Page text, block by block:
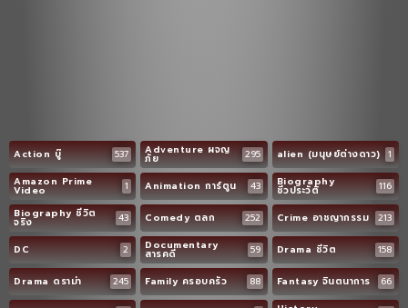
Action บู๊ 537 Adventure ผจญ
ภัย 295 alien (มนุษย์ต่างดาว) 1
Amazon Prime
Video 1 Animation การ์ตูน 43 Biography
ชีวประวัติ
116
Biography ชีวิต
จริง 43 Comedy ตลก 252 Crime อาชญากรรม 213
DC 2 Documentary
สารคดี 59 Drama ชีวิต 158
Drama ดราม่า 245 Family ครอบครัว 88 Fantasy จินตนาการ 66